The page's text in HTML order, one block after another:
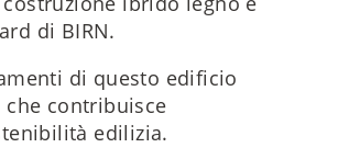
di BIRN.
di questo edificio
contribuisce
edilizia.